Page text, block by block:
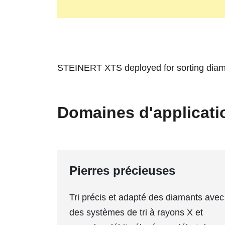
STEINERT XTS deployed for sorting
Domaines
Pierres précieuses
Tri précis et adapté des diamants avec
des systèmes de tri à rayons X et